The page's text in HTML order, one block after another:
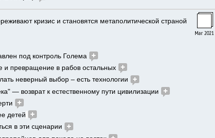
Mar 2021
кризис и становятся метаполитической страной
под контроль Голема
и превращение в рабов остальных
неверный выбор – есть технологии
— возврат к естественному пути цивилизации
детей
в эти сценарии